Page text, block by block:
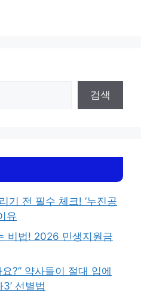
검색
기 전 필수 체크! ‘누진공
유
비법! 2026 민생지원금
?” 약사들이 절대 입에
선별법